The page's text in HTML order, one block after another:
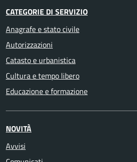
CATEGORIE DI SERVIZIO
Anagrafe e stato civile
Autorizzazioni
Catasto e urbanistica
Cultura e tempo libero
Educazione e formazione
NOVITÀ
Avvisi